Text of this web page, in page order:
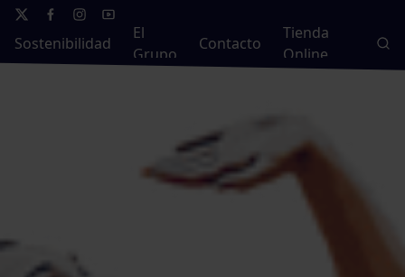
Sostenibilidad
El
Grupo
Contacto
Tienda
Online